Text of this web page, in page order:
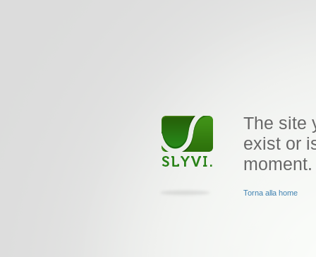
The site
exist or
moment.
Torna alla home